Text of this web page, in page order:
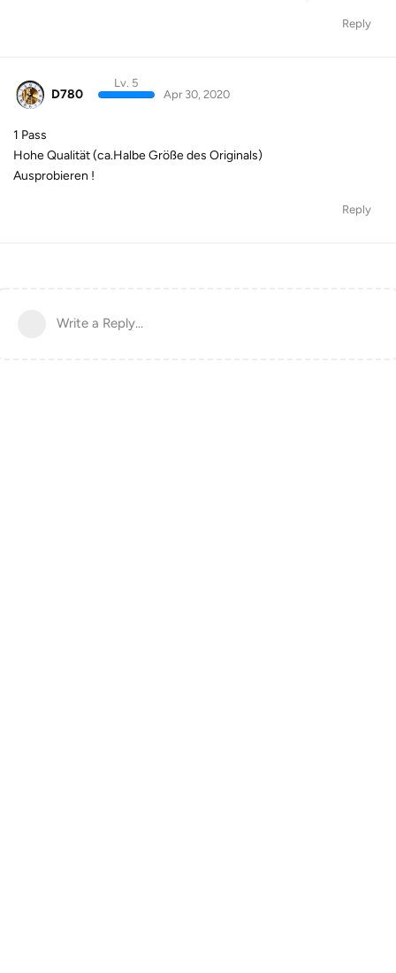
Reply
D780
Lv. 5
Apr 30, 2020
1 Pass
Hohe Qualität (ca.Halbe Größe des Originals)
Ausprobieren !
Reply
Write a Reply...